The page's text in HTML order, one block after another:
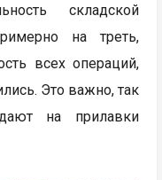
складской
на треть,
всех операций,
Это важно, так
на прилавки